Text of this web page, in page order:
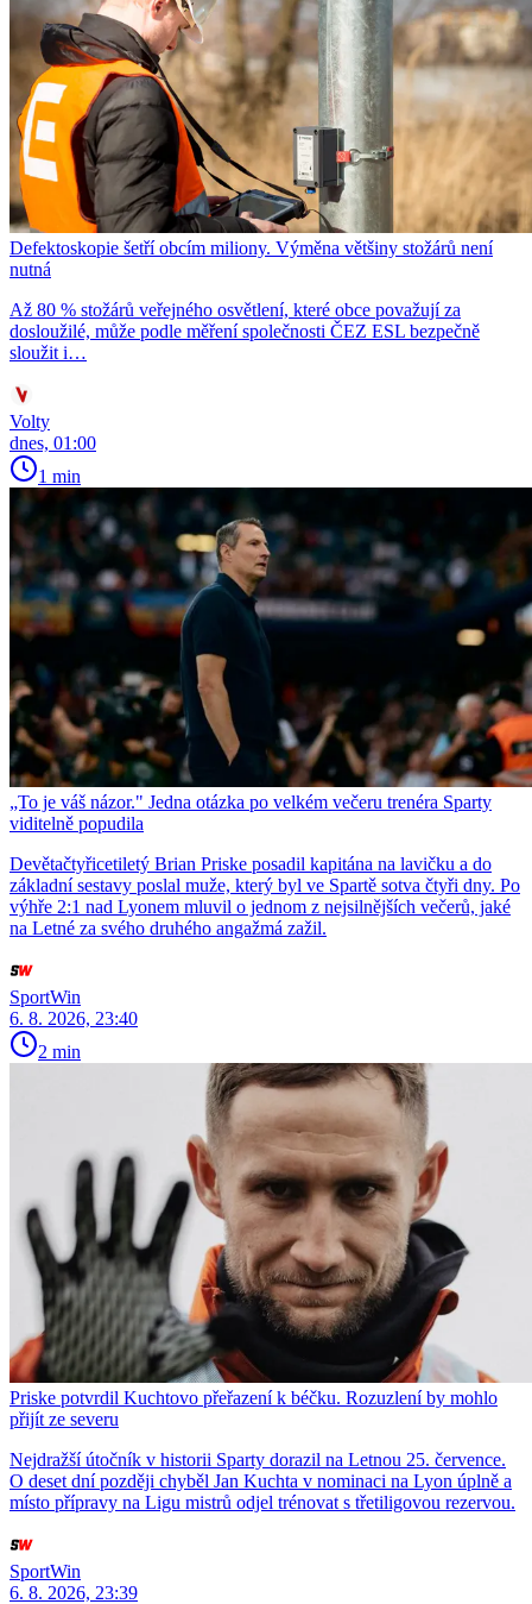
Defektoskopie šetří obcím miliony. Výměna většiny stožárů není
nutná
Až 80 % stožárů veřejného osvětlení, které obce považují za
dosloužilé, může podle měření společnosti ČEZ ESL bezpečně
sloužit i…
Volty
dnes, 01:00
1 min
„To je váš názor." Jedna otázka po velkém večeru trenéra Sparty
viditelně popudila
Devětačtyřicetiletý Brian Priske posadil kapitána na lavičku a do
základní sestavy poslal muže, který byl ve Spartě sotva čtyři dny. Po
výhře 2:1 nad Lyonem mluvil o jednom z nejsilnějších večerů, jaké
na Letné za svého druhého angažmá zažil.
SportWin
6. 8. 2026, 23:40
2 min
Priske potvrdil Kuchtovo přeřazení k béčku. Rozuzlení by mohlo
přijít ze severu
Nejdražší útočník v historii Sparty dorazil na Letnou 25. července.
O deset dní později chyběl Jan Kuchta v nominaci na Lyon úplně a
místo přípravy na Ligu mistrů odjel trénovat s třetiligovou rezervou.
SportWin
6. 8. 2026, 23:39